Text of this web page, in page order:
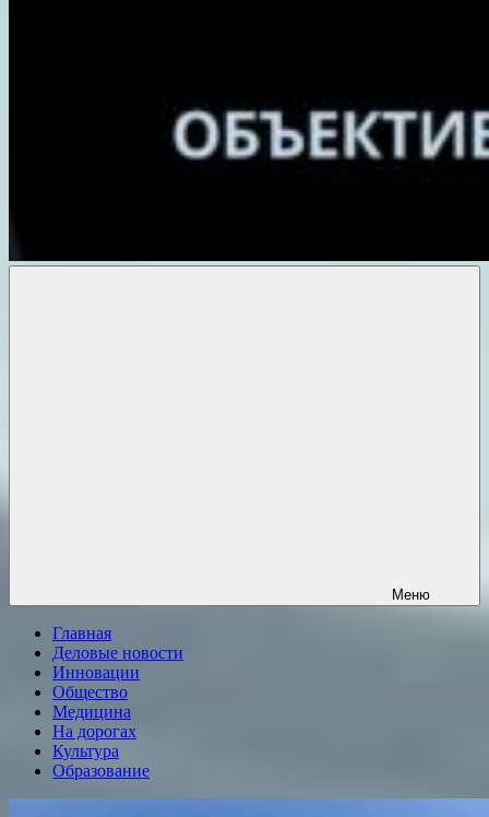
Меню
Главная
Деловые новости
Инновации
Общество
Медицина
На дорогах
Культура
Образование